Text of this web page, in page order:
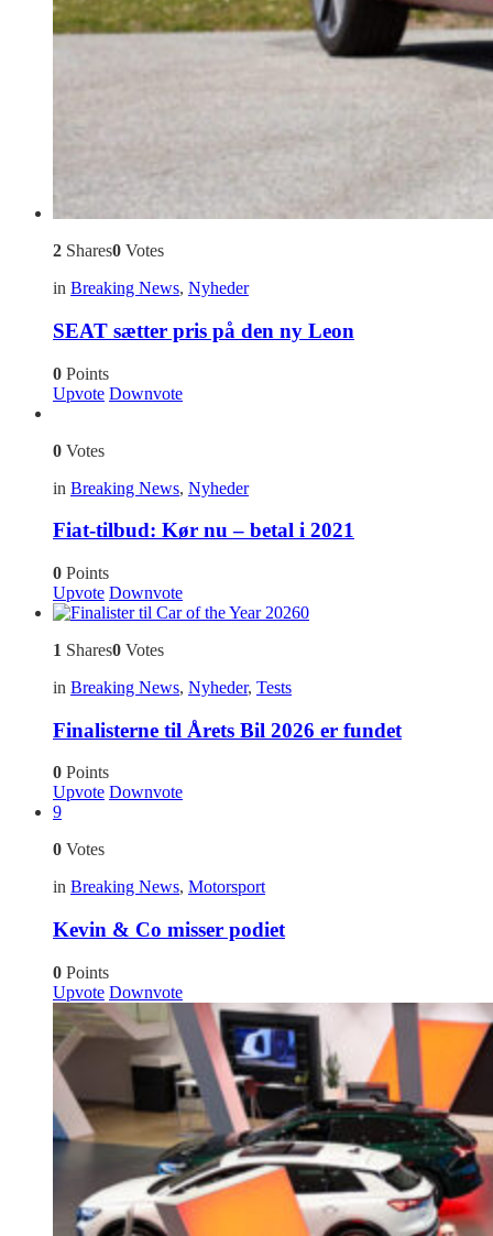
2 Shares0 Votes
in Breaking News, Nyheder
SEAT sætter pris på den ny Leon
0 Points
Upvote Downvote
0 Votes
in Breaking News, Nyheder
Fiat-tilbud: Kør nu – betal i 2021
0 Points
Upvote Downvote
0
1 Shares0 Votes
in Breaking News, Nyheder, Tests
Finalisterne til Årets Bil 2026 er fundet
0 Points
Upvote Downvote
9
0 Votes
in Breaking News, Motorsport
Kevin & Co misser podiet
0 Points
Upvote Downvote